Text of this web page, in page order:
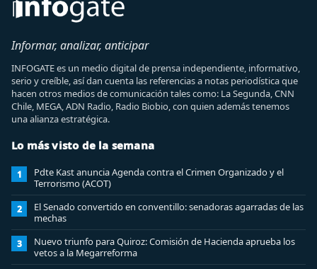
Informar, analizar, anticipar
INFOGATE es un medio digital de prensa independiente, informativo,
serio y creíble, así dan cuenta las referencias a notas periodística que
hacen otros medios de comunicación tales como: La Segunda, CNN
Chile, MEGA, ADN Radio, Radio Biobio, con quien además tenemos
una alianza estratégica.
Lo más visto de la semana
1
Pdte Kast anuncia Agenda contra el Crimen Organizado y el
Terrorismo (ACOT)
2
El Senado convertido en conventillo: senadoras agarradas de las
mechas
3
Nuevo triunfo para Quiroz: Comisión de Hacienda aprueba los
vetos a la Megarreforma